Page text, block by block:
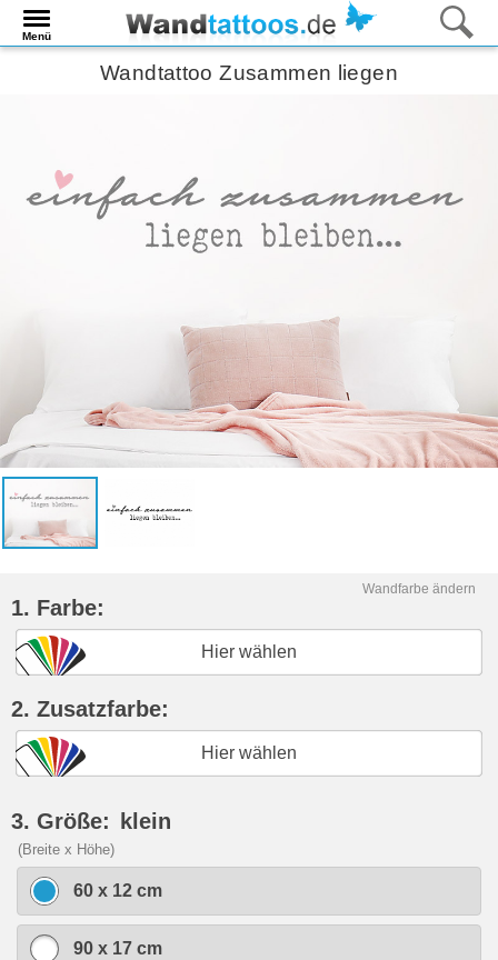
Menü
Wandtattoo Zusammen liegen
Wandfarbe ändern
1. Farbe:
Hier wählen
2. Zusatzfarbe:
Hier wählen
3. Größe: klein
(Breite x Höhe)
60 x 12 cm
90 x 17 cm